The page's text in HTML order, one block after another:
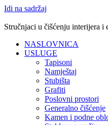
Idi na sadržaj
Stručnjaci u čišćenju interijera i
NASLOVNICA
USLUGE
Tapisoni
Namještaj
Stubišta
Grafiti
Poslovni prostori
Generalno čišćenje
Kamen i podne